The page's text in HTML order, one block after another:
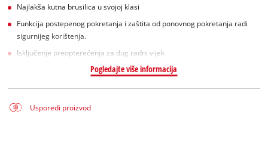
Najlakša kutna brusilica u svojoj klasi
Funkcija postepenog pokretanja i zaštita od ponovnog pokretanja radi
sigurnijeg korištenja.
Isključenje preopterećenja za dug radni vijek
Pogledajte više informacija
Usporedi proizvod